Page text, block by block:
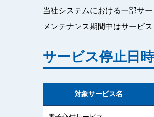
当社システムにおける一部サ
メンテナンス期間中はサービ
サービス停止日時
対象サービス名